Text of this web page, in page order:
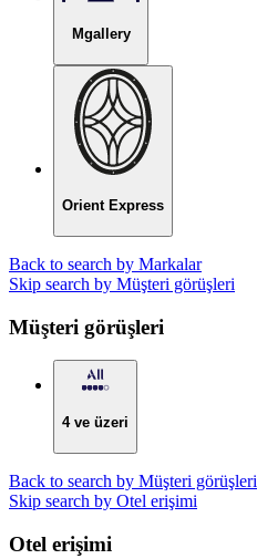
Mgallery
Orient Express
Back to search by Markalar
Skip search by Müşteri görüşleri
Müşteri görüşleri
4 ve üzeri
Back to search by Müşteri görüşleri
Skip search by Otel erişimi
Otel erişimi